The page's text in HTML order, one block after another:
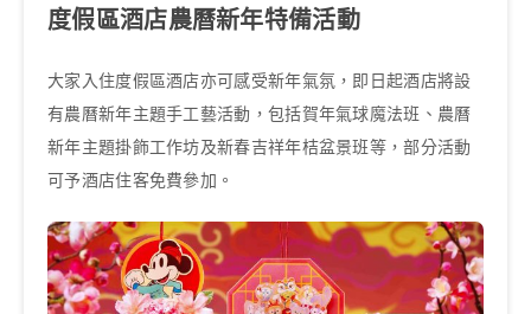
度假區酒店農曆新年特備活動
大家入住度假區酒店亦可感受新年氣氛，即日起酒店將設
有農曆新年主題手工藝活動，包括賀年氣球魔法班、農曆
新年主題掛飾工作坊及新春吉祥年桔盆景班等，部分活動
可予酒店住客免費參加。